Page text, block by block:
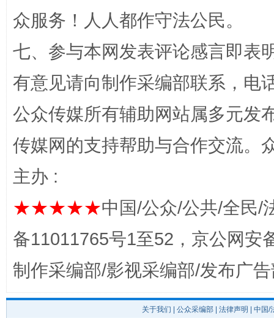
完善运行机制助力责任有效落实 一纸欠
众服务！人人都作守法公民。
七、参与本网发表评论感言即表
有意见请向制作采编部联系，电
公众传媒所有辅助网站属多元发
传媒网的支持帮助与合作交流。
主办 :
★★★★★中国/公众/公共/全民/
备11011765号1至52，京公网安
制作采编部/影视采编部/发布广
关于我们 公众采编部 法律声明 | 中国